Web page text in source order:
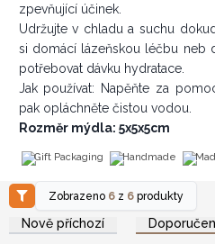
zpevňující účinek.
Udržujte v chladu a suchu
si domácí lázeňskou léčbu neb
potřebovat dávku hydratace.
Jak používat: Napěňte za
pak opláchněte čistou vodou.
Rozměr mýdla: 5x5x5cm
Gift Packaging Handmade
Zobrazeno 6 z 6 produkty
Nově příchozí
Přihlaste se nebo se
zaregistrujte pro
velkoobchodní ceny